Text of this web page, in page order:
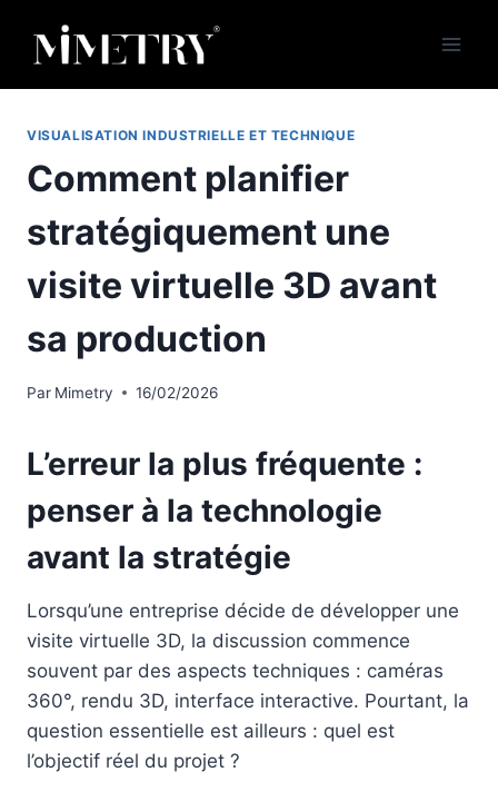
VISUALISATION INDUSTRIELLE ET TECHNIQUE
Comment planifier
stratégiquement une
visite virtuelle 3D avant
sa production
Par Mimetry 16/02/2026
L’erreur la plus fréquente :
penser à la technologie
avant la stratégie
Lorsqu’une entreprise décide de développer une
visite virtuelle 3D, la discussion commence
souvent par des aspects techniques : caméras
360°, rendu 3D, interface interactive. Pourtant, la
question essentielle est ailleurs : quel est
l’objectif réel du projet ?